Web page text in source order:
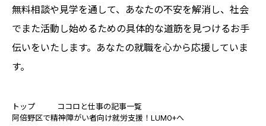
無料相談や見学を通して、あなたの不安を解消し、社会
でまた活動し始めるための具体的な道筋を見つけるお手
伝いをいたします。あなたの就職を心から応援していま
す。
トップ
ココロと仕事の記事一覧
阿倍野区で精神障がい者向け就労支援！LUMO+へ